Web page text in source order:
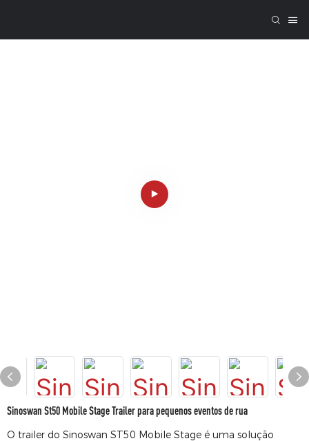
Sinoswan St50 Mobile Stage Trailer para pequenos eventos de rua
O trailer do Sinoswan ST50 Mobile Stage é uma solução